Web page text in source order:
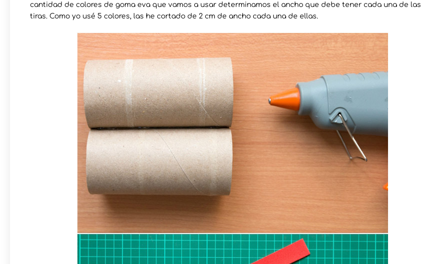
cantidad de colores de goma eva que vamos a usar determinamos el ancho que debe tener cada una de las
tiras. Como yo usé 5 colores, las he cortado de 2 cm de ancho cada una de ellas.